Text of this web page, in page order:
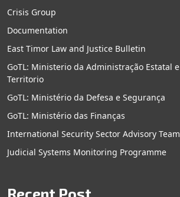
Crisis Group
Documentation
East Timor Law and Justice Bulletin
GoTL: Ministerio da Administração Estatal
Territorio
GoTL: Ministério da Defesa e Segurança
GoTL: Ministério das Finanças
International Security Sector Advisory Team
Judicial Systems Monitoring Programme
Recent Post